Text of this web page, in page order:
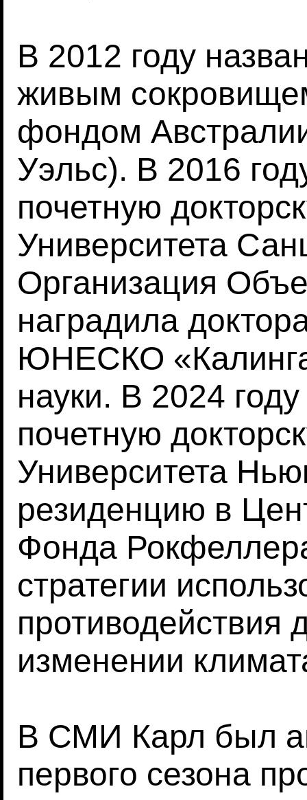
В 2012 году
живым
фондом
Уэльс). В 2016
почетную
Университета
Организация
наградила
ЮНЕСКО
науки. В 2024
почетную
Университета
резиденцию в
Фонда
стратегии
изменении
В СМИ Карл был
первого сезона